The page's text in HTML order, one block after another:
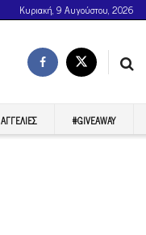
Κυριακή, 9 Αυγούστου, 2026
ΑΓΓΕΛΊΕΣ #GIVEAWAY